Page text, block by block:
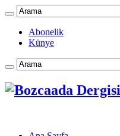
Abonelik
Künye